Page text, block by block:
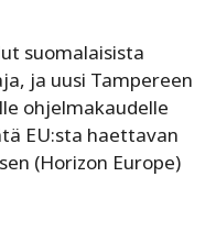
suomalaisista
ja uusi Tampereen
ohjelmakaudelle
EU:sta haettavan
(Horizon Europe)